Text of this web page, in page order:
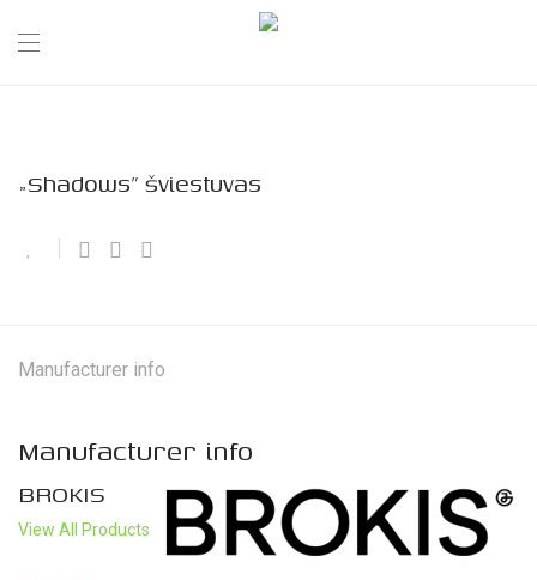
„Shadows” šviestuvas
Manufacturer info
Manufacturer info
BROKIS
View All Products